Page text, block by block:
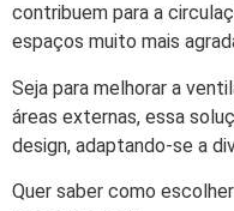
contribuem para a
espaços muito mais
Seja para melhorar a
áreas externas, essa
design, adaptando-se a
Quer saber como